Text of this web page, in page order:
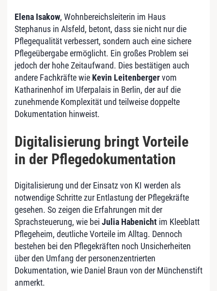
Elena Isakow, Wohnbereichsleiterin im Haus
Stephanus in Alsfeld, betont, dass sie nicht nur die
Pflegequalität verbessert, sondern auch eine sichere
Pflegeübergabe ermöglicht. Ein großes Problem sei
jedoch der hohe Zeitaufwand. Dies bestätigen auch
andere Fachkräfte wie Kevin Leitenbergervom
Katharinenhof im Uferpalais in Berlin, der auf die
zunehmende Komplexität und teilweise doppelte
Dokumentation hinweist.
Digitalisierung bringt Vorteile
in der Pflegedokumentation
Digitalisierung und der Einsatz von KI werden als
notwendige Schritte zur Entlastung der Pflegekräfte
gesehen. So zeigen die Erfahrungen mit der
Sprachsteuerung, wie bei Julia Habenicht im Kleeblatt
Pflegeheim, deutliche Vorteile im Alltag. Dennoch
bestehen bei den Pflegekräften noch Unsicherheiten
über den Umfang der personenzentrierten
Dokumentation, wie Daniel Braun von der Münchenstift
anmerkt.